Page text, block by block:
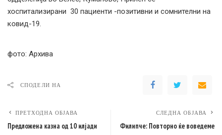
хоспитализирани 30 пациенти -позитивни и сомнителни на
ковид-19.
фото: Архива
СПОДЕЛИ НА
ПРЕТХОДНА ОБЈАВА
Предложена казна од 10 илјади
СЛЕДНА ОБЈАВА
Филипче: Повторно ќе воведеме